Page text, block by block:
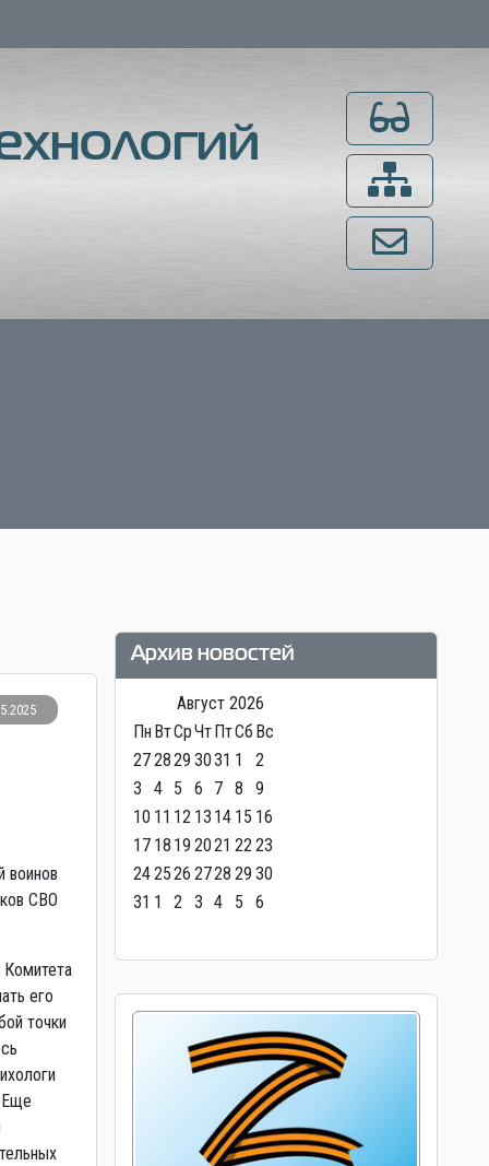
Для
Карта сайта
Напишите нам
воинов
СВО
его
точки
Еще
Архив новостей
Август 2026
Пн ВтСрЧт ПтСб Вс
272829 3031 1
2
3
4 5 6 7 8
9
10 11 12 13 14 15 16
17 18 19 2021 22 23
242526 2728 29 30
31 1 2 3 4 5 6